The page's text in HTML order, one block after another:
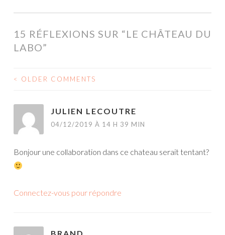
15 RÉFLEXIONS SUR “LE CHÂTEAU DU
LABO”
NAVIGATION
DES
COMMENTAIRES
< OLDER COMMENTS
JULIEN LECOUTRE
04/12/2019 À 14 H 39 MIN
Bonjour une collaboration dans ce chateau serait tentant?
Connectez-vous pour répondre